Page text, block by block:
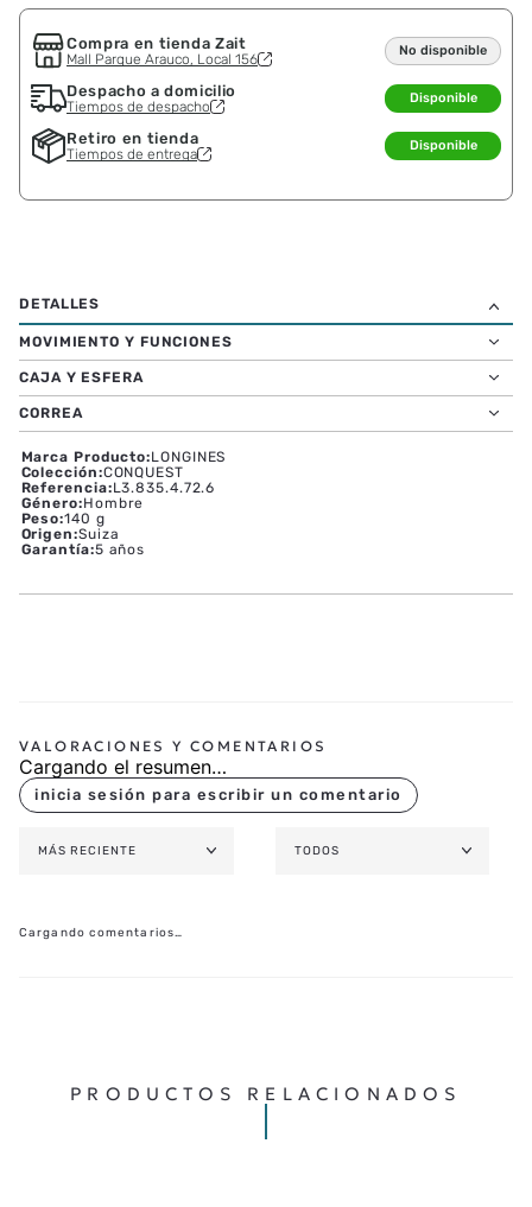
Compra en tienda Zait
Mall Parque Arauco, Local 156
No disponible
Despacho a domicilio
Tiempos de despacho
Disponible
Retiro en tienda
Tiempos de entrega
Disponible
MOVIMIENTO Y FUNCIONES
CAJA Y ESFERA
CORREA
Marca Producto:LONGINES
Colección:CONQUEST
Referencia:L3.835.4.72.6
Género:Hombre
Peso:140 g
Origen:Suiza
Garantía:5 años
Cargando el resumen…
MÁS RECIENTE TODOS
Cargando comentarios…
PRODUCTOS RELACIONADOS